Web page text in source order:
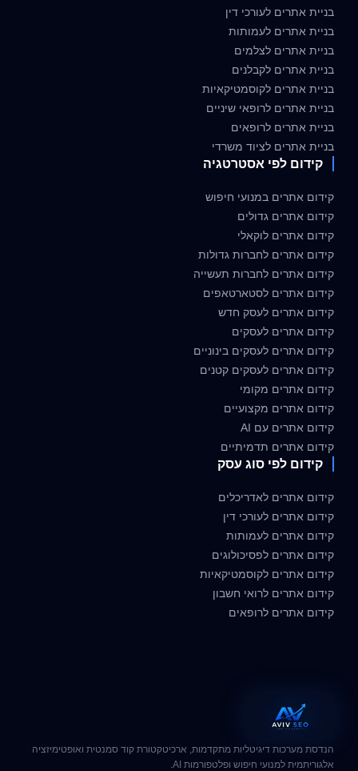
בניית אתרים לעורכי דין
בניית אתרים לעמותות
בניית אתרים לצלמים
בניית אתרים לקבלנים
בניית אתרים לקוסמטיקאיות
בניית אתרים לרופאי שיניים
בניית אתרים לרופאים
בניית אתרים לציוד משרדי
קידום לפי אסטרטגיה
קידום אתרים במנועי חיפוש
קידום אתרים גדולים
קידום אתרים לוקאלי
קידום אתרים לחברות גדולות
קידום אתרים לחברות תעשייה
קידום אתרים לסטארטאפים
קידום אתרים לעסק חדש
קידום אתרים לעסקים
קידום אתרים לעסקים בינוניים
קידום אתרים לעסקים קטנים
קידום אתרים מקומי
קידום אתרים מקצועיים
קידום אתרים עם AI
קידום אתרים תדמיתיים
קידום לפי סוג עסק
קידום אתרים לאדריכלים
קידום אתרים לעורכי דין
קידום אתרים לעמותות
קידום אתרים לפסיכולוגים
קידום אתרים לקוסמטיקאיות
קידום אתרים לרואי חשבון
קידום אתרים לרופאים
הנדסת מערכות דיגיטליות מתקדמות, ארכיטקטורת קוד סמנטית ואופטימיזציה
אלגוריתמית למנועי חיפוש ופלטפורמות AI.